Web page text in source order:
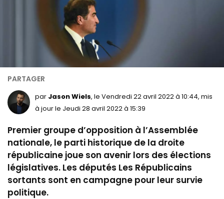
par Jason Wiels, le Vendredi 22 avril 2022 à 10:44, mis
à jour le Jeudi 28 avril 2022 à 15:39
Premier groupe d’opposition à l’Assemblée
nationale, le parti historique de la droite
républicaine joue son avenir lors des élections
législatives. Les députés Les Républicains
sortants sont en campagne pour leur survie
politique.